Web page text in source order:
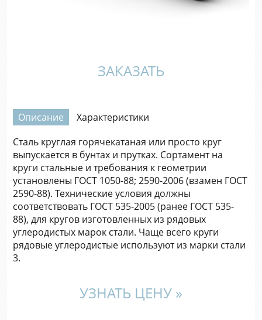
ЗАКАЗАТЬ
Описание
Характеристики
Сталь круглая горячекатаная или просто круг
выпускается в бунтах и прутках. Сортамент на
круги стальные и требования к геометрии
установлены ГОСТ 1050-88; 2590-2006 (взамен ГОСТ
2590-88). Технические условия должны
соответствовать ГОСТ 535-2005 (ранее ГОСТ 535-
88), для кругов изготовленных из рядовых
углеродистых марок стали. Чаще всего круги
рядовые углеродистые используют из марки стали
3.
УЗНАТЬ ЦЕНУ »